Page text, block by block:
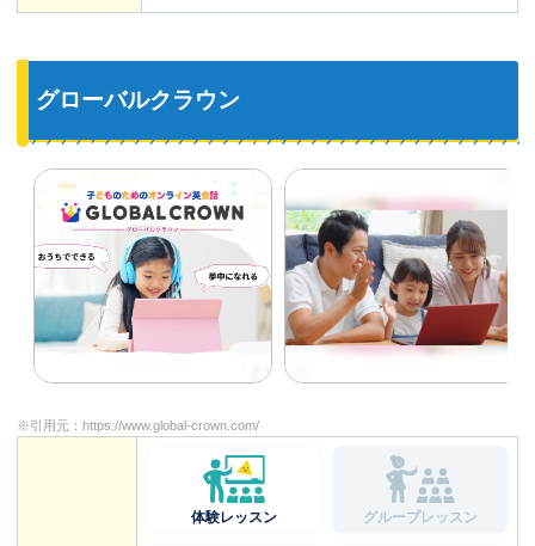
グローバルクラウン
※引用元： https://www.global-crown.com/
体験レッスン グループレッスン